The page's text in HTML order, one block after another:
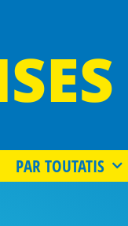
PAR TOUTATIS